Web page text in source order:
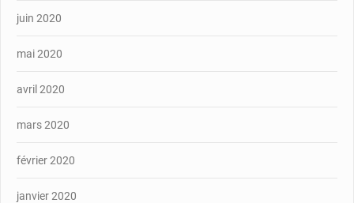
juin 2020
mai 2020
avril 2020
mars 2020
février 2020
janvier 2020